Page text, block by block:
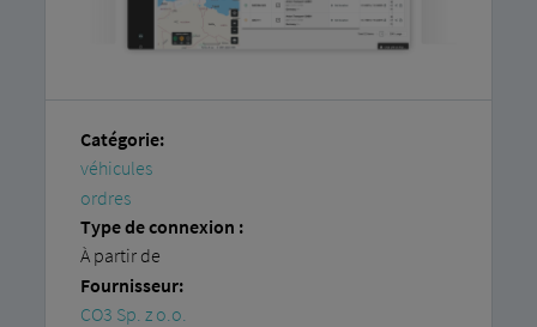
Catégorie:
véhicules
ordres
Type de connexion :
À partir de
Fournisseur:
CO3 Sp. z o.o.